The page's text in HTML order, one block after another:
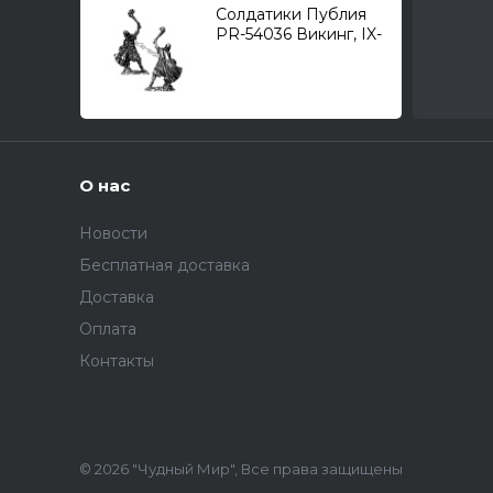
Солдатики Публия
PR-54036 Викинг, IX-
О нас
Новости
Бесплатная доставка
Доставка
Оплата
Контакты
© 2026 "Чудный Мир", Все права защищены